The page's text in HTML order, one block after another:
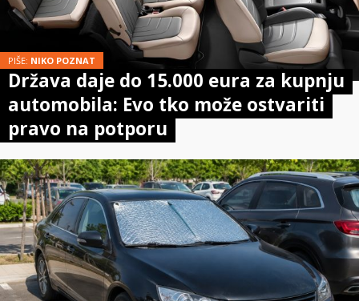
PIŠE: NIKO POZNAT
Država daje do 15.000 eura za kupnju
automobila: Evo tko može ostvariti
pravo na potporu